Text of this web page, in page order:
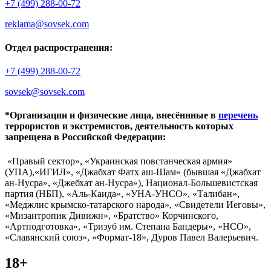
+7 (499) 288-00-72
reklama@sovsek.com
Отдел распространения:
+7 (499) 288-00-72
sovsek@sovsek.com
*Организации и физические лица, внесённные в перечень
террористов и экстремистов, деятельность которых
запрещена в Российской Федерации:
«Правый сектор», «Украинская повстанческая армия»
(УПА),«ИГИЛ», «Джабхат Фатх аш-Шам» (бывшая «Джабхат
ан-Нусра», «Джебхат ан-Нусра»), Национал-Большевистская
партия (НБП), «Аль-Каида», «УНА-УНСО», «Талибан»,
«Меджлис крымско-татарского народа», «Свидетели Иеговы»,
«Мизантропик Дивижн», «Братство» Корчинского,
«Артподготовка», «Тризуб им. Степана Бандеры», «НСО»,
«Славянский союз», «Формат-18», Дуров Павел Валерьевич.
18+